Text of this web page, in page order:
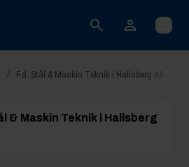
Öppna
/ F.d. Stål & Maskin Teknik i Hallsberg AB i
& Maskin Teknik i Hallsberg